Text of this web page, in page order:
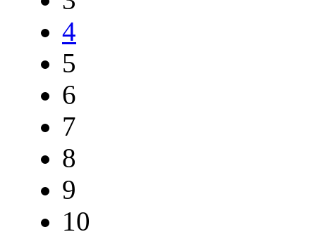
4
5
6
7
8
9
10